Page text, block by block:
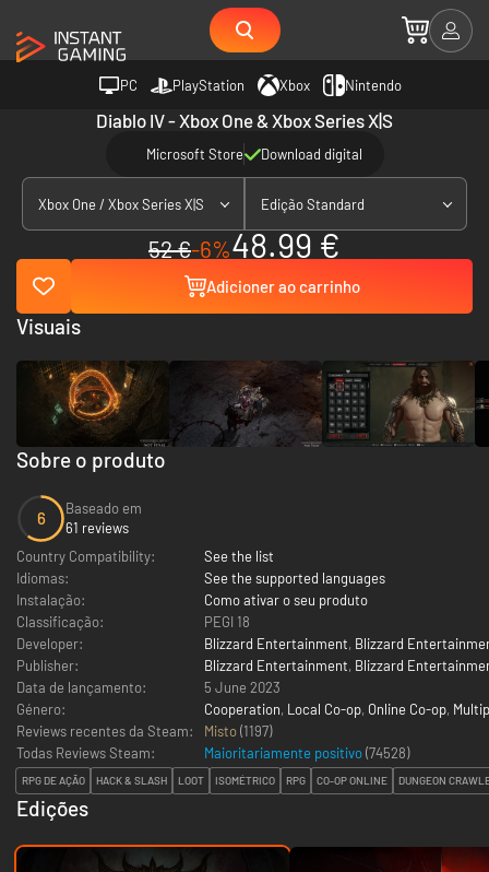
PC PlayStation Xbox Nintendo
Diablo IV - Xbox One & Xbox Series X|S
Microsoft Store Download digital
Xbox One / Xbox Series X|S Edição Standard
52 €-6%48.99 €
Adicioner ao carrinho
Sobre o produto
6
Baseado em
61 reviews
Country Compatibility:
See the list
Idiomas:
See the supported languages
Instalação:
Como ativar o seu produto
Classificação:
PEGI 18
Developer:
Blizzard Entertainment, Blizzard
Publisher:
Blizzard Entertainment, Blizzard
Data de lançamento:
5 June 2023
Género:
Cooperation, Local Co-op, Online Co-op,
Reviews recentes da Steam:
Misto(1197)
Todas Reviews Steam:
Maioritariamente positivo(74528)
RPG DE AÇÃO HACK & SLASH LOOT ISOMÉTRICO RPG CO-OP ONLINE DUNGEON
Edições
Visuais